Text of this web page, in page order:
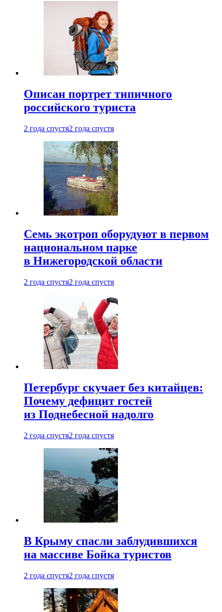
Описан портрет типичного
российского туриста
2 года спустя2 года спустя
Семь экотроп оборудуют в первом
национальном парке
в Нижегородской области
2 года спустя2 года спустя
Петербург скучает без китайцев:
Почему дефицит гостей
из Поднебесной надолго
2 года спустя2 года спустя
В Крыму спасли заблудившихся
на массиве Бойка туристов
2 года спустя2 года спустя